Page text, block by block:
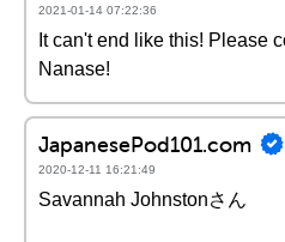
2021-01-14 07:22:36
It can't end like this! Please
Nanase!
JapanesePod101.com
2020-12-11 16:21:49
Savannah Johnstonさん